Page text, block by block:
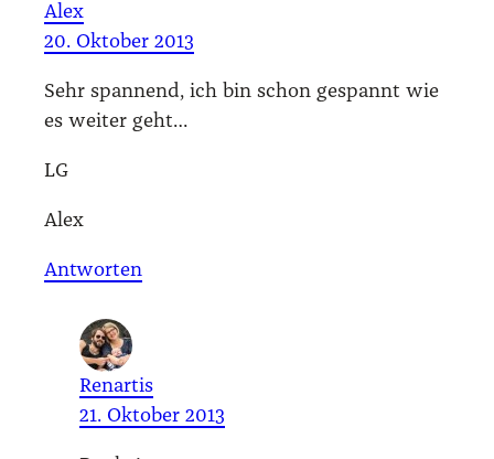
Alex
20. Oktober 2013
Sehr span­nend, ich bin schon gespannt wie
es wei­ter geht…
LG
Alex
Antworten
Renartis
21. Oktober 2013